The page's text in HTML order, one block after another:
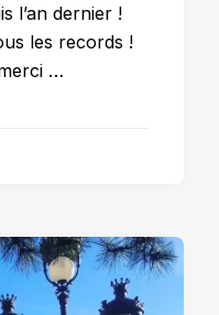
l’an dernier !
les records !
…